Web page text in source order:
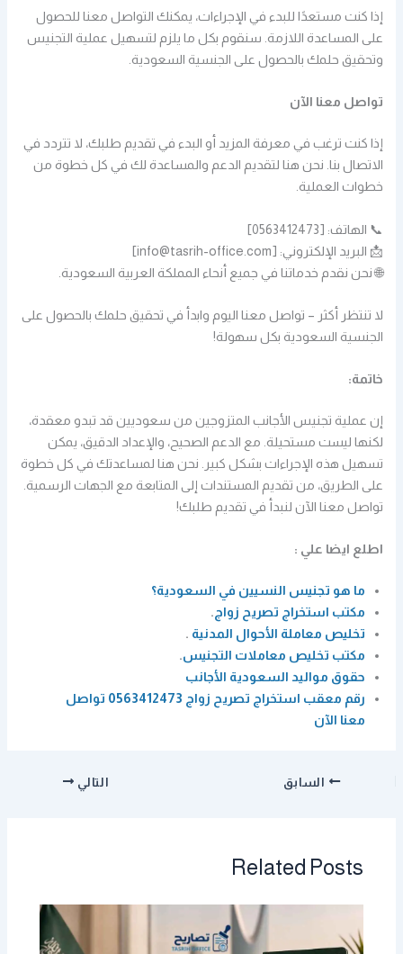
إذا كنت مستعدًا للبدء في الإجراءات، يمكنك التواصل معنا للحصول
على المساعدة اللازمة. سنقوم بكل ما يلزم لتسهيل عملية التجنيس
وتحقيق حلمك بالحصول على الجنسية السعودية.
تواصل معنا الآن
إذا كنت ترغب في معرفة المزيد أو البدء في تقديم طلبك، لا تتردد في
الاتصال بنا. نحن هنا لتقديم الدعم والمساعدة لك في كل خطوة من
خطوات العملية.
📞 الهاتف: [0563412473]
📩 البريد الإلكتروني: [info@tasrih-office.com]
🌐 نحن نقدم خدماتنا في جميع أنحاء المملكة العربية السعودية.
لا تنتظر أكثر – تواصل معنا اليوم وابدأ في تحقيق حلمك بالحصول على
الجنسية السعودية بكل سهولة!
خاتمة:
إن عملية تجنيس الأجانب المتزوجين من سعوديين قد تبدو معقدة،
لكنها ليست مستحيلة. مع الدعم الصحيح، والإعداد الدقيق، يمكن
تسهيل هذه الإجراءات بشكل كبير. نحن هنا لمساعدتك في كل خطوة
على الطريق، من تقديم المستندات إلى المتابعة مع الجهات الرسمية.
تواصل معنا الآن لنبدأ في تقديم طلبك!
اطلع ايضا علي :
ما هو تجنيس النسيين في السعودية؟
مكتب استخراج تصريح زواج.
تخليص معاملة الأحوال المدنية .
مكتب تخليص معاملات التجنيس.
حقوق مواليد السعودية الأجانب
رقم معقب استخراج تصريح زواج 0563412473 تواصل
معنا الآن
السابق التالي
Related Posts